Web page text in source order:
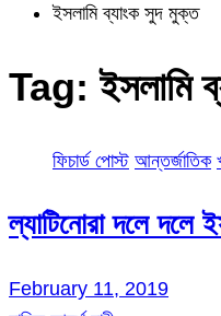
ইসলামি ব্যাংক সুদ মুক্ত
Tag:ইসলামি
ফিচার্ড পোস্ট আন্তর্জাতিক
ল্যাটিনোরা দলে দলে
February 11, 2019